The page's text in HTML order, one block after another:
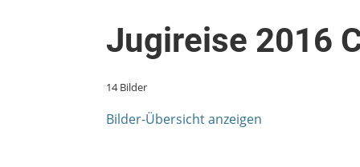
Jugireise 2016
14 Bilder
Bilder-Übersicht anzeigen